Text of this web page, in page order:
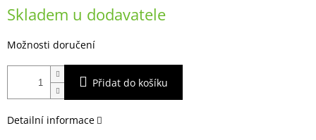
cena:
Skladem u dodavatele
Možnosti doručení
Přidat do košíku
Detailní informace